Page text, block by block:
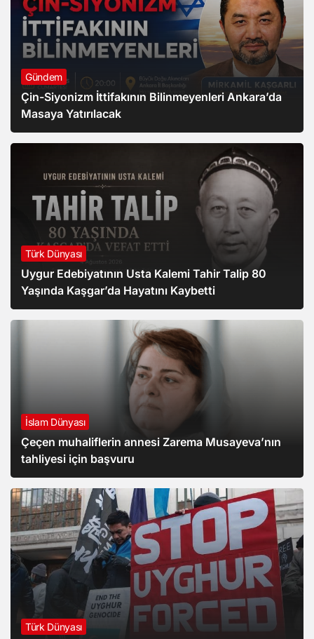
Gündem
Çin-Siyonizm İttifakının Bilinmeyenleri Ankara’da
Masaya Yatırılacak
Türk Dünyası
Uygur Edebiyatının Usta Kalemi Tahir Talip 80
Yaşında Kaşgar’da Hayatını Kaybetti
İslam Dünyası
Çeçen muhaliflerin annesi Zarema Musayeva’nın
tahliyesi için başvuru
Türk Dünyası